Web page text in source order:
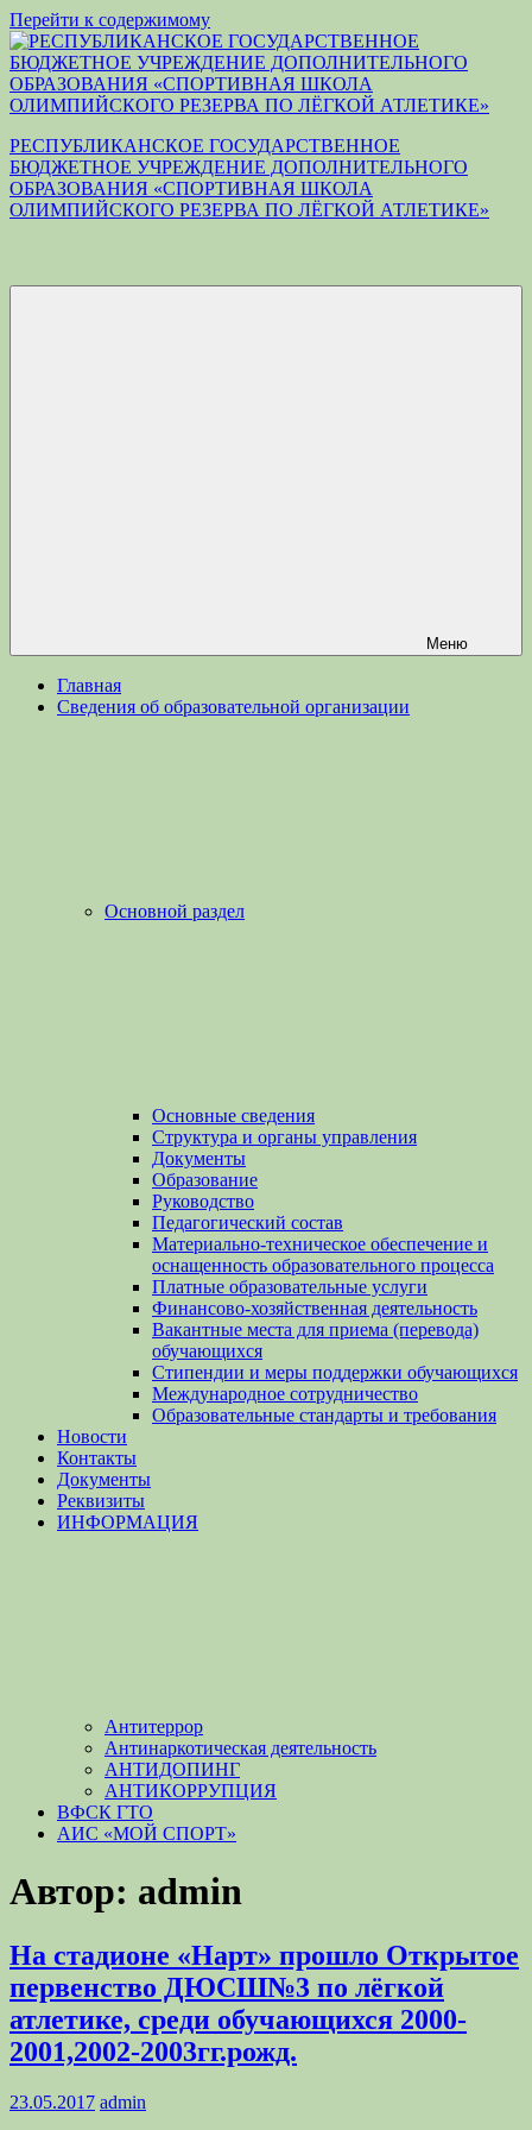
Перейти к содержимому
РЕСПУБЛИКАНСКОЕ ГОСУДАРСТВЕННОЕ
БЮДЖЕТНОЕ УЧРЕЖДЕНИЕ ДОПОЛНИТЕЛЬНОГО
ОБРАЗОВАНИЯ «СПОРТИВНАЯ ШКОЛА
ОЛИМПИЙСКОГО РЕЗЕРВА ПО ЛЁГКОЙ АТЛЕТИКЕ»
Меню
Главная
Сведения об образовательной организации
Основной раздел
Основные сведения
Структура и органы управления
Документы
Образование
Руководство
Педагогический состав
Материально-техническое обеспечение и
оснащенность образовательного процесса
Платные образовательные услуги
Финансово-хозяйственная деятельность
Вакантные места для приема (перевода)
обучающихся
Стипендии и меры поддержки обучающихся
Международное сотрудничество
Образовательные стандарты и требования
Новости
Контакты
Документы
Реквизиты
ИНФОРМАЦИЯ
Антитеррор
Антинаркотическая деятельность
АНТИДОПИНГ
АНТИКОРРУПЦИЯ
ВФСК ГТО
АИС «МОЙ СПОРТ»
Автор: admin
На стадионе «Нарт» прошло Открытое
первенство ДЮСШ№3 по лёгкой
атлетике, среди обучающихся 2000-
2001,2002-2003гг.рожд.
23.05.2017 admin